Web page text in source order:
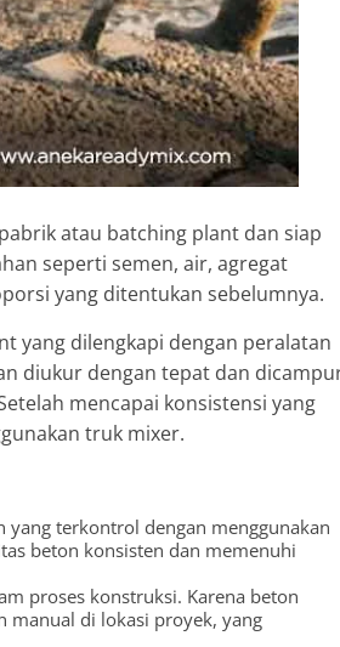
atau batching plant dan siap
seperti semen, air, agregat
yang ditentukan sebelumnya.
yang dilengkapi dengan peralatan
diukur dengan tepat dan
mencapai konsistensi yang
truk mixer.
terkontrol dengan menggunakan
beton konsisten dan memenuhi
proses konstruksi. Karena beton
manual di lokasi proyek, yang